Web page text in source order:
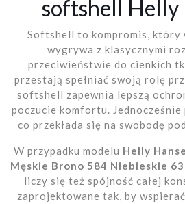
softshell Helly
Softshell to kompromis, który
wygrywa z klasycznymi
przeciwieństwie do cienkich
przestają spełniać swoją rolę
softshell zapewnia lepszą
poczucie komfortu.
co przekłada się na swobodę
W przypadku modelu Helly
Męskie Brono 584 Niebieskie
liczy się też spójność całej
zaprojektowane tak, by